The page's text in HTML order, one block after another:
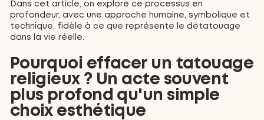
Dans cet article, on explore ce processus en
profondeur, avec une approche humaine, symbolique et
technique, fidèle à ce que représente le détatouage
dans la vie réelle.
Pourquoi effacer un tatouage
religieux ? Un acte souvent
plus profond qu'un simple
choix esthétique